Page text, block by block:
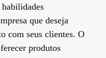
que deseja
com seus clientes. O
produtos